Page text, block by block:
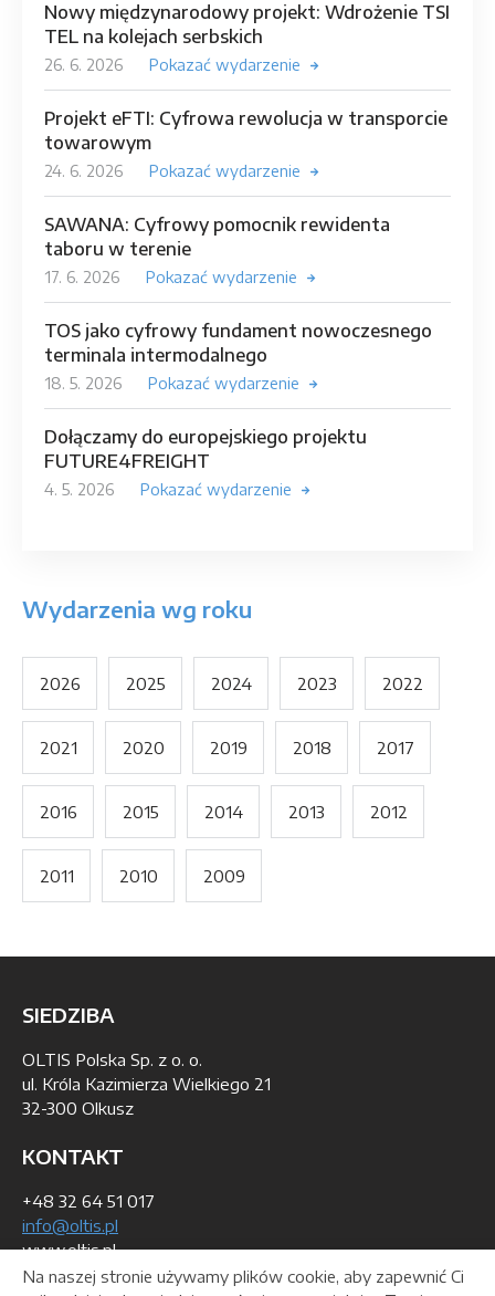
Nowy międzynarodowy projekt: Wdrożenie TSI
TEL na kolejach serbskich
26. 6. 2026 Pokazać wydarzenie
Projekt eFTI: Cyfrowa rewolucja w transporcie
towarowym
24. 6. 2026 Pokazać wydarzenie
SAWANA: Cyfrowy pomocnik rewidenta
taboru w terenie
17. 6. 2026 Pokazać wydarzenie
TOS jako cyfrowy fundament nowoczesnego
terminala intermodalnego
18. 5. 2026 Pokazać wydarzenie
Dołączamy do europejskiego projektu
FUTURE4FREIGHT
4. 5. 2026 Pokazać wydarzenie
Wydarzenia wg roku
2026 2025 2024 2023 2022
2021 2020 2019 2018 2017
2016 2015 2014 2013 2012
2011 2010 2009
SIEDZIBA
OLTIS Polska Sp. z o. o.
ul. Króla Kazimierza Wielkiego 21
32-300 Olkusz
KONTAKT
+48 32 64 51 017
info@oltis.pl
www.oltis.pl
Na naszej stronie używamy plików cookie, aby zapewnić Ci